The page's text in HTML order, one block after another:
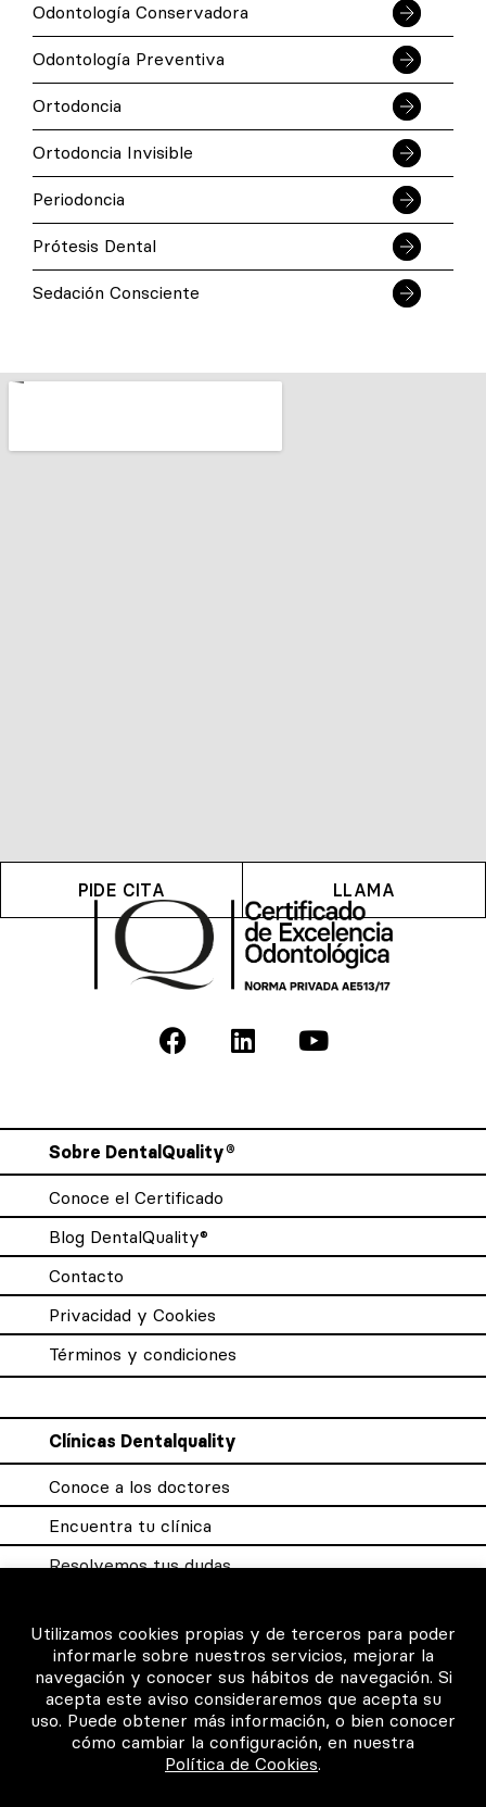
Odontología Conservadora
Odontología Preventiva
Ortodoncia
Ortodoncia Invisible
Periodoncia
Prótesis Dental
Sedación Consciente
PIDE CITA LLAMA
Sobre DentalQuality®
Conoce el Certificado
Blog DentalQuality®
Contacto
Privacidad y Cookies
Términos y condiciones
Clínicas Dentalquality
Conoce a los doctores
Encuentra tu clínica
Resolvemos tus dudas
Para los profesionales
Consigue tu certificado
Intranet clínicas certificadas
Utilizamos cookies propias y de terceros para poder
informarle sobre nuestros servicios, mejorar la
navegación y conocer sus hábitos de navegación. Si
acepta este aviso consideraremos que acepta su
uso. Puede obtener más información, o bien conocer
cómo cambiar la configuración, en nuestra
Política de Cookies.